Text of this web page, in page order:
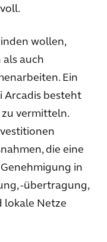
wollen,
als auch
Ein
Arcadis besteht
zu vermitteln.
die eine
in
-übertragung,
lokale Netze